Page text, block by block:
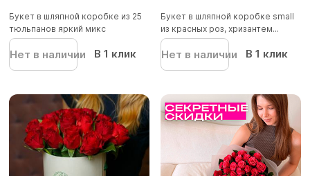
Букет в шляпной коробке из 25
тюльпанов яркий микс
Нет в наличии В 1 клик
Букет в шляпной коробке small
из красных роз, хризантем...
Нет в наличии В 1 клик